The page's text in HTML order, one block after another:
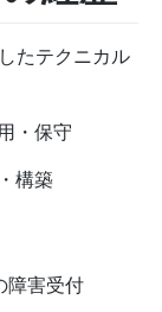
たテクニカル
・保守
構築
障害受付